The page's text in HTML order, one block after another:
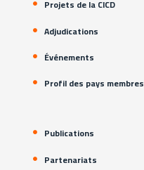
Projets de la CICD
Adjudications
Événements
Profil des pays membres
Publications
Partenariats